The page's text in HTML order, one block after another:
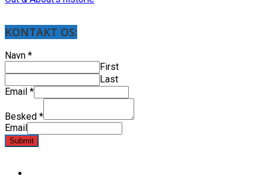
KONTAKT OS:
Navn *
First
Last
Email *
Besked *
Email
Submit